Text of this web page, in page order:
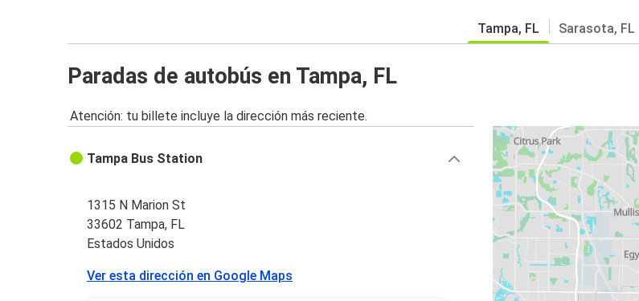
Tampa, FL Sarasota, FL
Paradas de autobús en Tampa, FL
Atención: tu billete incluye la dirección más reciente.
Tampa Bus Station
1315 N Marion St
33602 Tampa, FL
Estados Unidos
Ver esta dirección en Google Maps